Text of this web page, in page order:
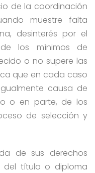
de la coordinación
muestre falta
desinterés por el
de los mínimos de
o no supere las
que en cada caso
causa de
o en parte, de los
de selección y
de sus derechos
del título o diploma